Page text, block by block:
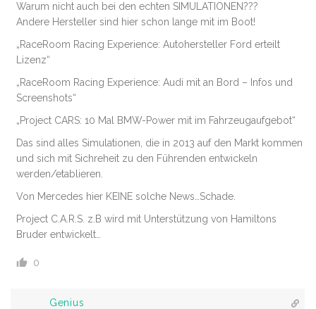
Warum nicht auch bei den echten SIMULATIONEN???
Andere Hersteller sind hier schon lange mit im Boot!
„RaceRoom Racing Experience: Autohersteller Ford erteilt
Lizenz“
„RaceRoom Racing Experience: Audi mit an Bord – Infos und
Screenshots“
„Project CARS: 10 Mal BMW-Power mit im Fahrzeugaufgebot“
Das sind alles Simulationen, die in 2013 auf den Markt kommen
und sich mit Sichreheit zu den Führenden entwickeln
werden/etablieren.
Von Mercedes hier KEINE solche News…Schade.
Project C.A.R.S. z.B wird mit Unterstützung von Hamiltons
Bruder entwickelt…
0
Genius